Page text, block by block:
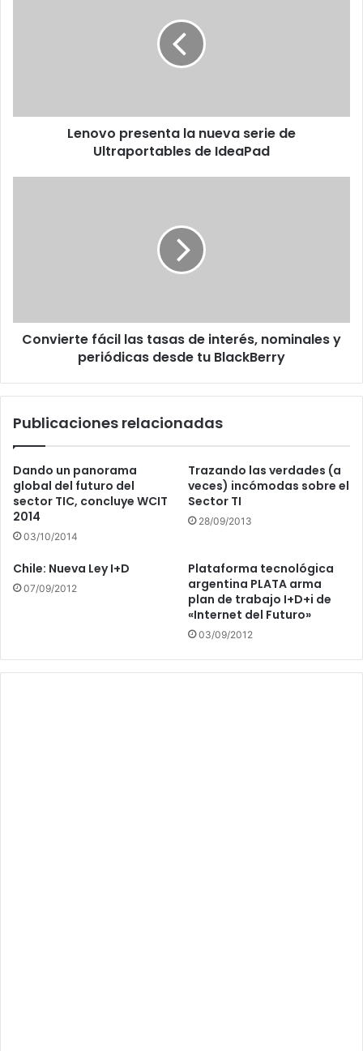
IdeaPad
Lenovo presenta la nueva serie de
Ultraportables de IdeaPad
periódicas
desde
Convierte fácil las tasas de interés, nominales y
periódicas desde tu BlackBerry
Publicaciones relacionadas
Dando un panorama
global del futuro del
sector TIC, concluye WCIT
2014
03/10/2014
Trazando las verdades (a
veces) incómodas sobre el
Sector TI
28/09/2013
Chile: Nueva Ley I+D
07/09/2012
Plataforma tecnológica
argentina PLATA arma
plan de trabajo I+D+i de
«Internet del Futuro»
03/09/2012